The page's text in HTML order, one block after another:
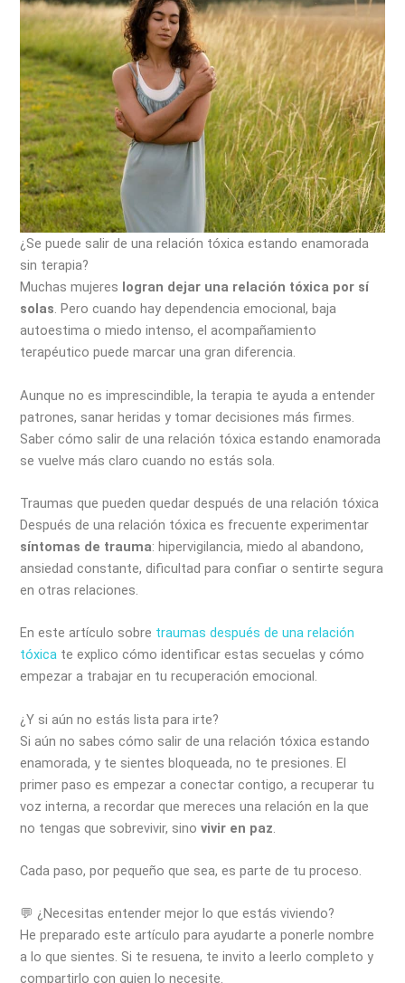
¿Se puede salir de una relación tóxica estando enamorada
sin terapia?
Muchas mujeres logran dejar una relación tóxica por sí
solas. Pero cuando hay dependencia emocional, baja
autoestima o miedo intenso, el acompañamiento
terapéutico puede marcar una gran diferencia.
Aunque no es imprescindible, la terapia te ayuda a entender
patrones, sanar heridas y tomar decisiones más firmes.
Saber cómo salir de una relación tóxica estando enamorada
se vuelve más claro cuando no estás sola.
Traumas que pueden quedar después de una relación tóxica
Después de una relación tóxica es frecuente experimentar
síntomas de trauma: hipervigilancia, miedo al abandono,
ansiedad constante, dificultad para confiar o sentirte segura
en otras relaciones.
En este artículo sobre traumas después de una relación
tóxica te explico cómo identificar estas secuelas y cómo
empezar a trabajar en tu recuperación emocional.
¿Y si aún no estás lista para irte?
Si aún no sabes cómo salir de una relación tóxica estando
enamorada, y te sientes bloqueada, no te presiones. El
primer paso es empezar a conectar contigo, a recuperar tu
voz interna, a recordar que mereces una relación en la que
no tengas que sobrevivir, sinovivir en paz.
Cada paso, por pequeño que sea, es parte de tu proceso.
💬 ¿Necesitas entender mejor lo que estás viviendo?
He preparado este artículo para ayudarte a ponerle nombre
a lo que sientes. Si te resuena, te invito a leerlo completo y
compartirlo con quien lo necesite.